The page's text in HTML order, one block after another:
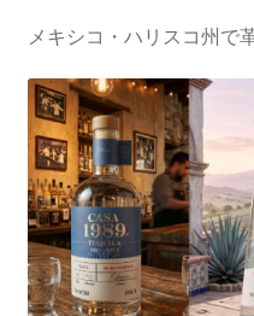
メキシコ・ハリスコ州